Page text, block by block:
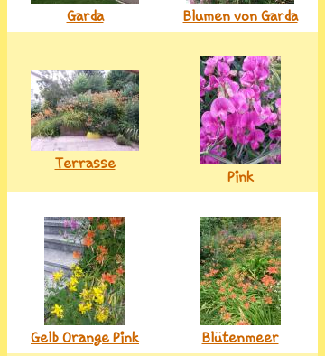
Garda Blumen von Garda
Terrasse
Pink
Gelb Orange Pink Blütenmeer